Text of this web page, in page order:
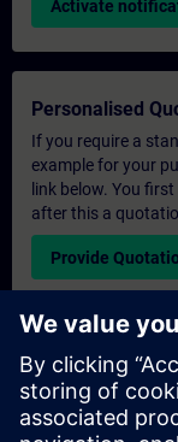
Activate
Personalised
If you require a
example for your
link below. You
after this a
Provide
Exclusive
Please complete
quotation for an
or at our SITRAIN